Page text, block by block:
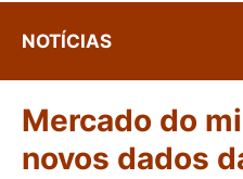
NOTÍCIAS
Mercado do
novos dados